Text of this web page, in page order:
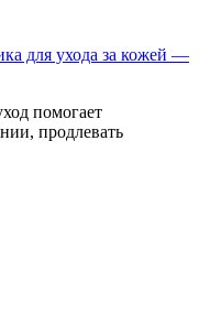
для ухода за кожей —
помогает
продлевать